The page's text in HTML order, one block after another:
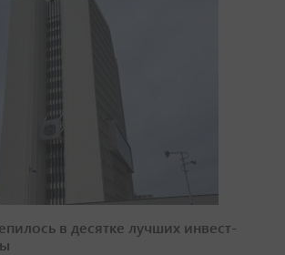
в десятке лучших инвест-